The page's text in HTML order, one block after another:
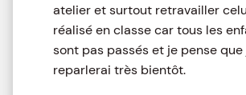
atelier et surtout retravailler
réalisé en classe car tous les
sont pas passés et je pense que
reparlerai très bientôt.